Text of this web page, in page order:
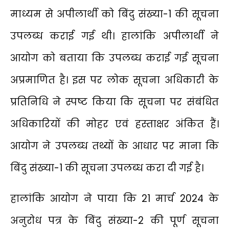
माध्यम से अपीलार्थी को बिंदु संख्या-1 की सूचना
उपलब्ध कराई गई थी। हालांकि अपीलार्थी ने
आयोग को बताया कि उपलब्ध कराई गई सूचना
अप्रमाणित है। इस पर लोक सूचना अधिकारी के
प्रतिनिधि ने स्पष्ट किया कि सूचना पर संबंधित
अधिकारियों की मोहर एवं हस्ताक्षर अंकित हैं।
आयोग ने उपलब्ध तथ्यों के आधार पर माना कि
बिंदु संख्या-1 की सूचना उपलब्ध करा दी गई है।
हालांकि आयोग ने पाया कि 21 मार्च 2024 के
अनुरोध पत्र के बिंदु संख्या-2 की पूर्ण सूचना